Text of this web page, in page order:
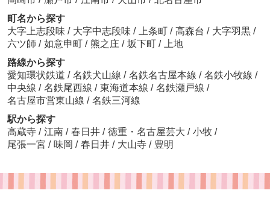
町名から探す
大字上志段味 / 大字中志段味 / 上条町 / 高森台 / 大字羽黒 /
六ツ師 / 如意申町 / 熊之庄 / 坂下町 /
上地
路線から探す
愛知環状鉄道 / 名鉄犬山線 / 名鉄名古屋本線 / 名鉄小牧線 /
中央線 / 名鉄尾西線 / 東海道本線 / 名鉄瀬戸線 /
名古屋市営東山線 / 名鉄三河線
駅から探す
高蔵寺 / 江南 / 春日井 / 徳重・名古屋芸大 / 小牧 /
尾張一宮 / 味岡 / 春日井 / 大山寺 / 豊明